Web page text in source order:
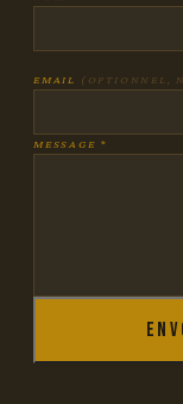
EMAIL (OPTIONNEL,
MESSAGE *